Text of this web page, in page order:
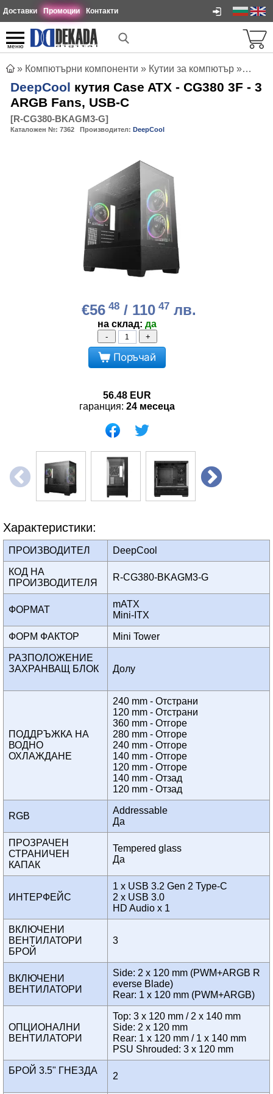
Доставки Промоции Контакти
меню
» Компютърни компоненти » Кутии за компютър »
DeepCool кутия Case ATX - CG380 3F - 3
ARGB Fans, USB-C
[R-CG380-BKAGM3-G]
Каталожен №: 7362 Производител: DeepCool
€56 48/ 11047 лв.
на склад: да
- +
Поръчай
56.48 EUR
гаранция: 24 месеца
Характеристики:
ПРОИЗВОДИТЕЛ DeepCool
КОД НА
ПРОИЗВОДИТЕЛЯ
R-CG380-BKAGM3-G
ФОРМАТ
mATX
Mini-ITX
ФОРМ ФАКТОР Mini Tower
РАЗПОЛОЖЕНИЕ
ЗАХРАНВАЩ БЛОК
Долу
ПОДДРЪЖКА НА
ВОДНО
ОХЛАЖДАНЕ
240 mm - Отстрани
120 mm - Отстрани
360 mm - Отгоре
280 mm - Отгоре
240 mm - Отгоре
140 mm - Отгоре
120 mm - Отгоре
140 mm - Отзад
120 mm - Отзад
RGB
Addressable
Да
ПРОЗРАЧЕН
СТРАНИЧЕН
КАПАК
Tempered glass
Да
ИНТЕРФЕЙС
1 x USB 3.2 Gen 2 Type-C
2 x USB 3.0
HD Audio x 1
ВКЛЮЧЕНИ
ВЕНТИЛАТОРИ
БРОЙ
3
ВКЛЮЧЕНИ
ВЕНТИЛАТОРИ
Side: 2 x 120 mm (PWM+ARGB R
everse Blade)
Rear: 1 x 120 mm (PWM+ARGB)
ОПЦИОНАЛНИ
ВЕНТИЛАТОРИ
Top: 3 x 120 mm / 2 x 140 mm
Side: 2 x 120 mm
Rear: 1 x 120 mm / 1 x 140 mm
PSU Shrouded: 3 x 120 mm
БРОЙ 3.5" ГНЕЗДА
2